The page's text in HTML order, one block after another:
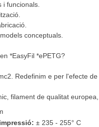
i funcionals.
conceptuals.
*EasyFil *ePETG?
Redefinim e per l'efecte
filament de qualitat
± 235 - 255° C